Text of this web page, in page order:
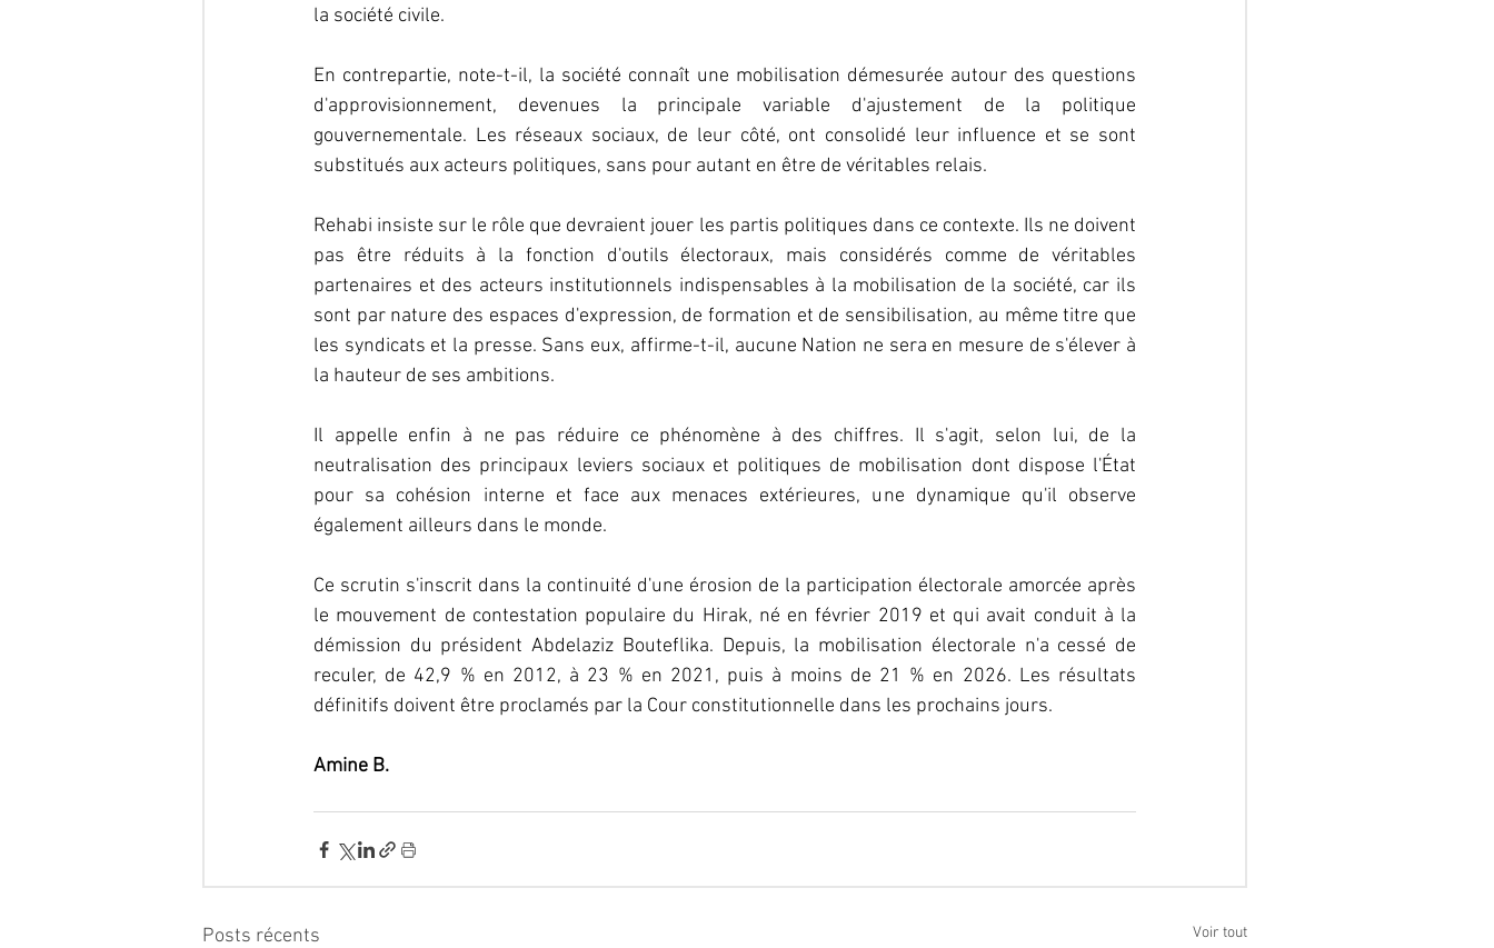
la société civile.
En contrepartie, note-t-il, la société connaît une mobilisation démesurée autour des questions
d'approvisionnement, devenues la principale variable d'ajustement de la politique
gouvernementale. Les réseaux sociaux, de leur côté, ont consolidé leur influence et se sont
substitués aux acteurs politiques, sans pour autant en être de véritables relais.
Rehabi insiste sur le rôle que devraient jouer les partis politiques dans ce contexte. Ils ne doivent
pas être réduits à la fonction d'outils électoraux, mais considérés comme de véritables
partenaires et des acteurs institutionnels indispensables à la mobilisation de la société, car ils
sont par nature des espaces d'expression, de formation et de sensibilisation, au même titre que
les syndicats et la presse. Sans eux, affirme-t-il, aucune Nation ne sera en mesure de s'élever à
la hauteur de ses ambitions.
Il appelle enfin à ne pas réduire ce phénomène à des chiffres. Il s'agit, selon lui, de la
neutralisation des principaux leviers sociaux et politiques de mobilisation dont dispose l'État
pour sa cohésion interne et face aux menaces extérieures, une dynamique qu'il observe
également ailleurs dans le monde.
Ce scrutin s'inscrit dans la continuité d'une érosion de la participation électorale amorcée après
le mouvement de contestation populaire du Hirak, né en février 2019 et qui avait conduit à la
démission du président Abdelaziz Bouteflika. Depuis, la mobilisation électorale n'a cessé de
reculer, de 42,9 % en 2012, à 23 % en 2021, puis à moins de 21 % en 2026. Les résultats
définitifs doivent être proclamés par la Cour constitutionnelle dans les prochains jours.
Amine B.
Posts récents Voir tout